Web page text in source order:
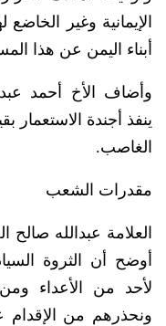
الإيمانية وغير
أبناء اليمن عن هذا
وأضاف الأخ أحمد
ينفذ أجندة الاستعمار
الغاصب.
مقدرات الشعب
العلامة عبدالله
أوضح أن الثروة
لأحد من الأعداء
ونحذرهم من